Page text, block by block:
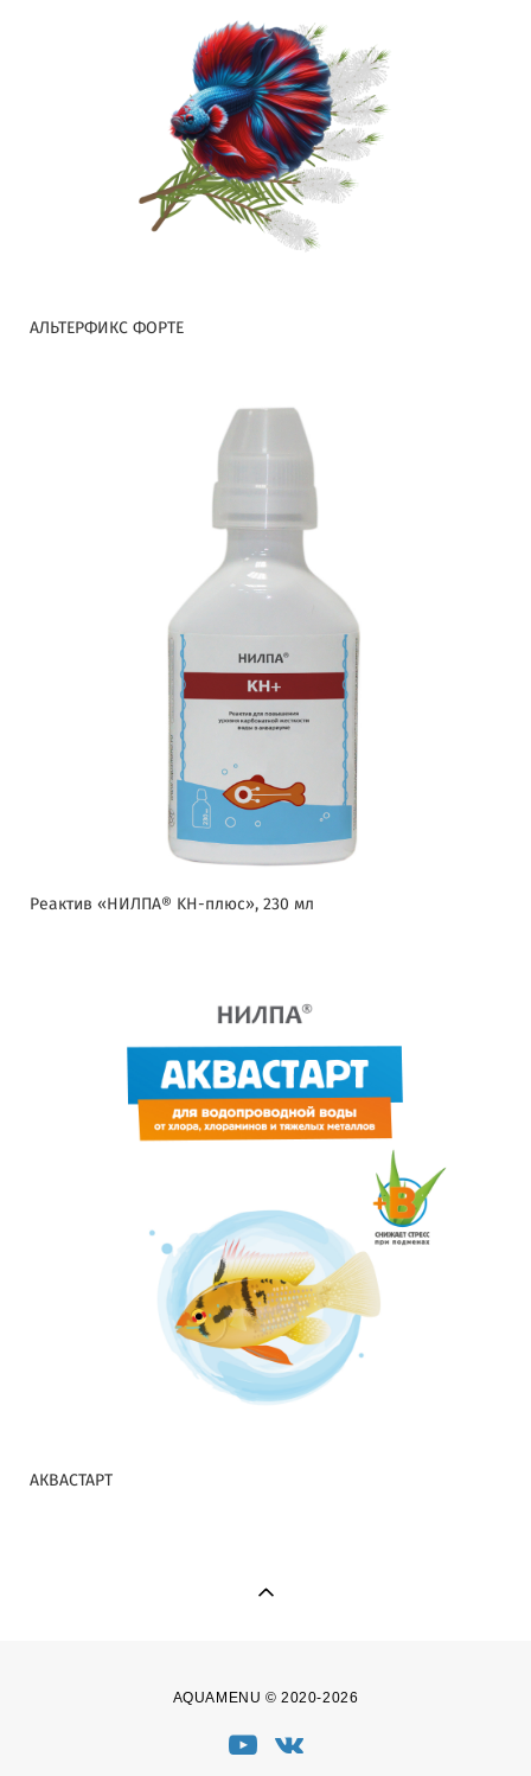
АЛЬТЕРФИКС ФОРТЕ
Реактив «НИЛПА® KH-плюс», 230 мл
АКВАСТАРТ
AQUAMENU © 2020-2026